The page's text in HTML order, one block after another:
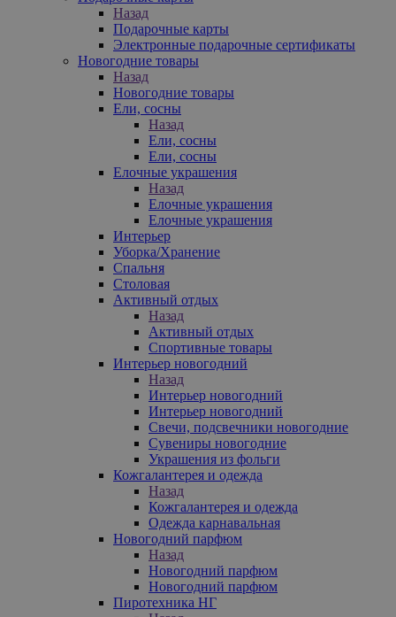
Назад
Подарочные карты
Электронные подарочные сертификаты
Новогодние товары
Назад
Новогодние товары
Ели, сосны
Назад
Ели, сосны
Ели, сосны
Елочные украшения
Назад
Елочные украшения
Елочные украшения
Интерьер
Уборка/Хранение
Спальня
Столовая
Активный отдых
Назад
Активный отдых
Спортивные товары
Интерьер новогодний
Назад
Интерьер новогодний
Интерьер новогодний
Свечи, подсвечники новогодние
Сувениры новогодние
Украшения из фольги
Кожгалантерея и одежда
Назад
Кожгалантерея и одежда
Одежда карнавальная
Новогодний парфюм
Назад
Новогодний парфюм
Новогодний парфюм
Пиротехника НГ